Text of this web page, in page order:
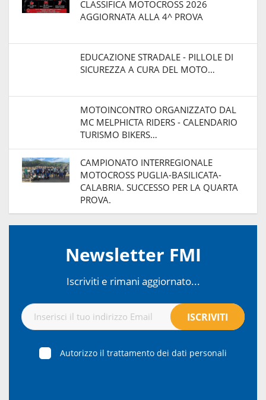
CLASSIFICA MOTOCROSS 2026
AGGIORNATA ALLA 4^ PROVA
EDUCAZIONE STRADALE - PILLOLE DI
SICUREZZA A CURA DEL MOTO…
MOTOINCONTRO ORGANIZZATO DAL
MC MELPHICTA RIDERS - CALENDARIO
TURISMO BIKERS…
CAMPIONATO INTERREGIONALE
MOTOCROSS PUGLIA-BASILICATA-
CALABRIA. SUCCESSO PER LA QUARTA
PROVA.
Newsletter FMI
Iscriviti e rimani aggiornato...
Autorizzo il trattamento dei dati personali